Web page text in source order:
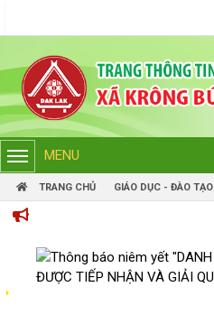
MENU
TRANG CHỦ GIÁO DỤC - ĐÀO TẠO